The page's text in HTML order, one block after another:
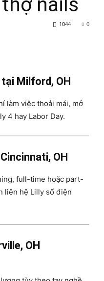
0
1044
Milford, OH
làm việc thoải mái, mở
4 hay Labor Day.
OH
full-time hoặc part-
liên hệ Lilly số điện
OH